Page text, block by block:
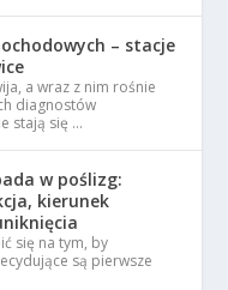
– stacje
a wraz z nim rośnie
diagnostów
stają się …
w poślizg:
kierunek
się na tym, by
są pierwsze